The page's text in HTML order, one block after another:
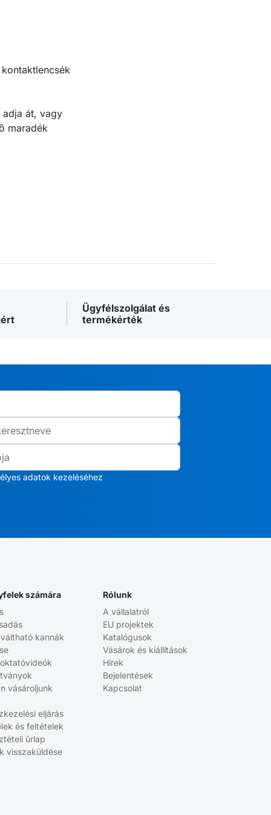
adja át, vagy
maradék
Ügyfélszolgálat és
termékérték
adatok kezeléséhez
számára
kannák
vásároljunk
eljárás
és feltételek
űrlap
visszaküldése
Rólunk
A vállalatról
EU projektek
Katalógusok
Vásárok és kiállítások
Hírek
Bejelentések
Kapcsolat